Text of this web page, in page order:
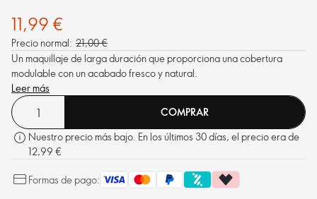
11,99 €
Precio normal: 21,00 €
Un maquillaje de larga duración que proporciona una cobertura
modulable con un acabado fresco y natural.
Leer más
COMPRAR
Nuestro precio más bajo. En los últimos 30 días, el precio era de
12,99 €
Formas de pago: